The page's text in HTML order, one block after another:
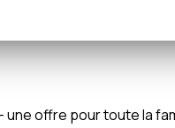
offre pour toute la